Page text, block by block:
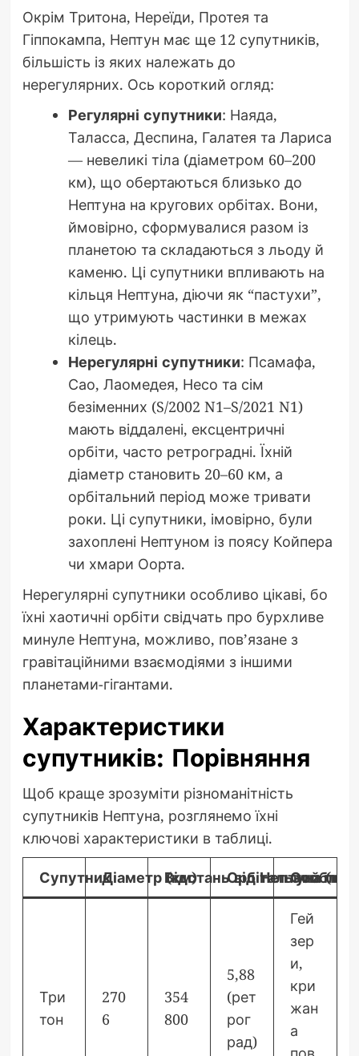
Окрім Тритона, Нереїди, Протея та
Гіппокампа, Нептун має ще 12 супутників,
більшість із яких належать до
нерегулярних. Ось короткий огляд:
Регулярні супутники: Наяда,
Таласса, Деспина, Галатея та Лариса
— невеликі тіла (діаметром 60–200
км), що обертаються близько до
Нептуна на кругових орбітах. Вони,
ймовірно, сформувалися разом із
планетою та складаються з льоду й
каменю. Ці супутники впливають на
кільця Нептуна, діючи як “пастухи”,
що утримують частинки в межах
кілець.
Нерегулярні супутники: Псамафа,
Сао, Лаомедея, Несо та сім
безіменних (S/2002 N1–S/2021 N1)
мають віддалені, ексцентричні
орбіти, часто ретроградні. Їхній
діаметр становить 20–60 км, а
орбітальний період може тривати
роки. Ці супутники, імовірно, були
захоплені Нептуном із поясу Койпера
чи хмари Оорта.
Нерегулярні супутники особливо цікаві, бо
їхні хаотичні орбіти свідчать про бурхливе
минуле Нептуна, можливо, пов’язане з
гравітаційними взаємодіями з іншими
планетами-гігантами.
Характеристики
супутників: Порівняння
Щоб краще зрозуміти різноманітність
супутників Нептуна, розглянемо їхні
ключові характеристики в таблиці.
СупутникДіаметр (км)Відстань від Нептуна (км)
Орбітальний
Три
тон
270
6
354
800
5,88
(рет
рог
рад)
Гей
зер
и,
кри
жан
а